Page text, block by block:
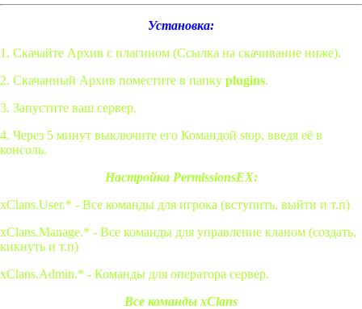
Установка:
1. Скачайте Архив с плагином (Ссылка на скачивание ниже).
2. Скачанный Архив поместите в папку plugins.
3. Запустите ваш сервер.
4. Через 5 минут выключите его Командой stop, введя её в
консоль.
Настройка PermissionsEX:
xClans.User.* - Все команды для игрока (вступить, выйти и т.п)
xClans.Manage.* - Все команды для управление кланом (создать,
кикнуть и т.п)
xClans.Admin.* - Команды для оператора сервер.
Все команды xClans